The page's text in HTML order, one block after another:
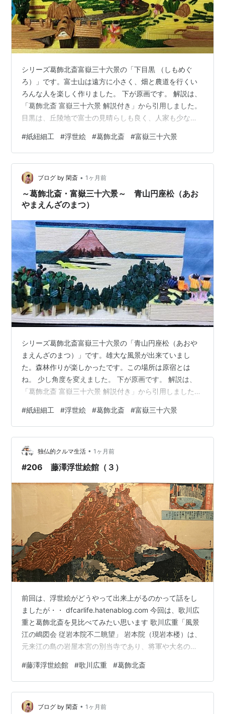
シリーズ葛飾北斎富嶽三十六景の「下目黒 （しもめぐ
ろ）」です。富士山は遠方に小さく、畑と農道を行くい
ろんな人を楽しく作りました。 下が原画です。 解説は、
「葛飾北斎 富嶽三十六景 解説付き」から引用しました。
目黒は、丘陵地で富士の見晴らしも良く、人家も少ない
さんま」の舞台にもなったように、将軍家の鷹狩りの場
でした。鷹番という地名も残っています。<br />武家の
鷹を預かる鷹匠、彼らにひざまずく農夫、その左には鍬
を片手に赤坊を背負い、小さな子供を連れて仕事場へ向
かう農婦が描かれています。さらに左には、富士を背に
農夫が坂道を登っています。彼らの登…
#紙紐細工 #浮世絵 #葛飾北斎 #富嶽三十六景
ブログ by 閑斎 • 1ヶ月前
～葛飾北斎・富嶽三十六景～ 青山円座松（あお
やまえんざのまつ）
シリーズ葛飾北斎富嶽三十六景の「青山円座松（あおや
まえんざのまつ）」です。雄大な風景が出来ていまし
た。森林作りが楽しかったです。この場所は原宿とは
ね。 少し角度を変えました。 下が原画です。 解説は、
「葛飾北斎 富嶽三十六景 解説付き」から引用しました。
戸近郊の名所としてこの寺と松は知られており、「江戸
名所図会」にも紹介されて います。 参詣者は寺の広い庭
園を散策してこの松を鑑賞しました。北斎は、富士を三
角形に描いて、大きな笠松を小山のような半円に描き、
対照させています。松葉の中で掃除する人の手足、父親
#紙紐細工 #浮世絵 #葛飾北斎 #富嶽三十六景
独仏的クルマ生活 • 1ヶ月前
#206 藤澤浮世絵館（３）
前回は、浮世絵がどうやって出来上がるのかって話をし
ましたが・・ dfcarlife.hatenablog.com 今回は、歌川広
重と葛飾北斎を見比べてみたい思います 歌川広重「風景
江の嶋図会 従岩本院不二眺望」 岩本院（現岩本楼）は、
元来江の島の岩屋本宮の別当寺であり、将軍や大名の宿
て多くの人が訪れるようになり、その高層階から女性が
富士山を眺めながら寛ぐ様子が描かれています（説明文
より抜粋） 歌川広重「鎌倉七里か浜風景」 中短冊という
短冊形の作品で、手前から七里ヶ浜の海岸、小動岬、江
#藤澤浮世絵館 #歌川広重 #葛飾北斎
ブログ by 閑斎 • 1ヶ月前